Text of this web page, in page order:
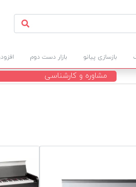
بازسازی پیانو بازار دست دوم
مشاوره و کارشناسی